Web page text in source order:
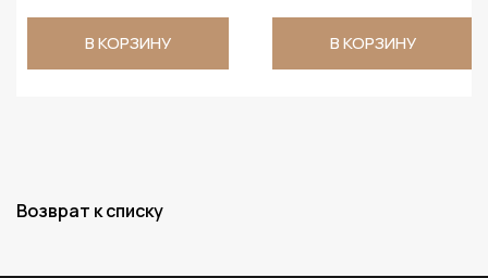
В КОРЗИНУ В КОРЗИНУ
Возврат к списку